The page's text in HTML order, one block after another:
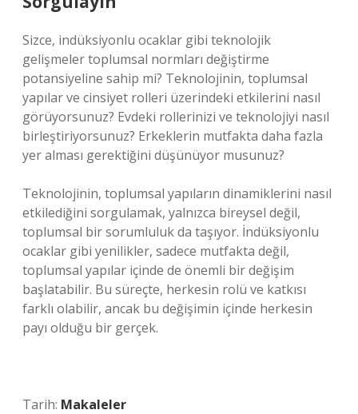
Sizce, indüksiyonlu ocaklar gibi teknolojik
gelişmeler toplumsal normları değiştirme
potansiyeline sahip mi? Teknolojinin, toplumsal
yapılar ve cinsiyet rolleri üzerindeki etkilerini nasıl
görüyorsunuz? Evdeki rollerinizi ve teknolojiyi nasıl
birleştiriyorsunuz? Erkeklerin mutfakta daha fazla
yer alması gerektiğini düşünüyor musunuz?
Teknolojinin, toplumsal yapıların dinamiklerini nasıl
etkilediğini sorgulamak, yalnızca bireysel değil,
toplumsal bir sorumluluk da taşıyor. İndüksiyonlu
ocaklar gibi yenilikler, sadece mutfakta değil,
toplumsal yapılar içinde de önemli bir değişim
başlatabilir. Bu süreçte, herkesin rolü ve katkısı
farklı olabilir, ancak bu değişimin içinde herkesin
payı olduğu bir gerçek.
Tarih: Makaleler